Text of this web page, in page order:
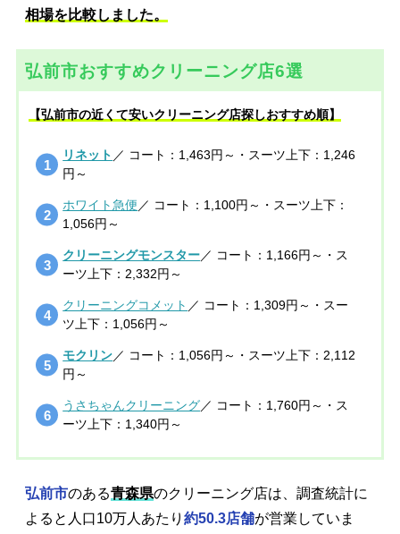
相場を比較しました。
弘前市おすすめクリーニング店6選
【弘前市の近くて安いクリーニング店探しおすすめ順】
リネット ／ コート：1,463円～・スーツ上下：1,246
円～
ホワイト急便 ／ コート：1,100円～・スーツ上下：
1,056円～
クリーニングモンスター／ コート：1,166円～・ス
ーツ上下：2,332円～
クリーニングコメット ／ コート：1,309円～・スー
ツ上下：1,056円～
モクリン／ コート：1,056円～・スーツ上下：2,112
円～
うさちゃんクリーニング／ コート：1,760円～・ス
ーツ上下：1,340円～
弘前市のある青森県のクリーニング店は、調査統計に
よると人口10万人あたり 約50.3店舗が営業していま